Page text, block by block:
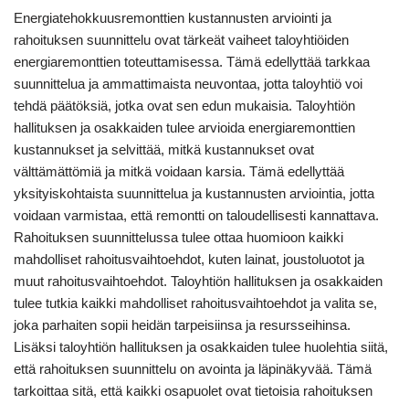
Energiatehokkuusremonttien kustannusten arviointi ja
rahoituksen suunnittelu ovat tärkeät vaiheet taloyhtiöiden
energiaremonttien toteuttamisessa. Tämä edellyttää tarkkaa
suunnittelua ja ammattimaista neuvontaa, jotta taloyhtiö voi
tehdä päätöksiä, jotka ovat sen edun mukaisia. Taloyhtiön
hallituksen ja osakkaiden tulee arvioida energiaremonttien
kustannukset ja selvittää, mitkä kustannukset ovat
välttämättömiä ja mitkä voidaan karsia. Tämä edellyttää
yksityiskohtaista suunnittelua ja kustannusten arviointia, jotta
voidaan varmistaa, että remontti on taloudellisesti kannattava.
Rahoituksen suunnittelussa tulee ottaa huomioon kaikki
mahdolliset rahoitusvaihtoehdot, kuten lainat, joustoluotot ja
muut rahoitusvaihtoehdot. Taloyhtiön hallituksen ja osakkaiden
tulee tutkia kaikki mahdolliset rahoitusvaihtoehdot ja valita se,
joka parhaiten sopii heidän tarpeisiinsa ja resursseihinsa.
Lisäksi taloyhtiön hallituksen ja osakkaiden tulee huolehtia siitä,
että rahoituksen suunnittelu on avointa ja läpinäkyvää. Tämä
tarkoittaa sitä, että kaikki osapuolet ovat tietoisia rahoituksen